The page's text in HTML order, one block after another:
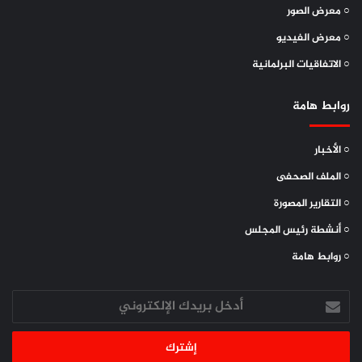
بسم الله الرحمن الرحيم ..
معالي السيدة/ صاحبة غافا روفا رئيسة الجمعية الوطنية في
الإخوة رؤساء المجالس النيابية ورؤساء الوفود
الأعضاء في منظمة التعاون الإسلامي
السيدات والسادة
السلام عليكم ورحمة الله وبركاته….
○ معرض الصور
○ معرض الفيديو
○ الاتفاقيات البرلمانية
روابط هامة
○ الأخبار
○ الملف الصحفى
○ التقارير المصورة
○ أنشطة رئيس المجلس
○ روابط هامة
أدخل
بريدك
الإلكتروني